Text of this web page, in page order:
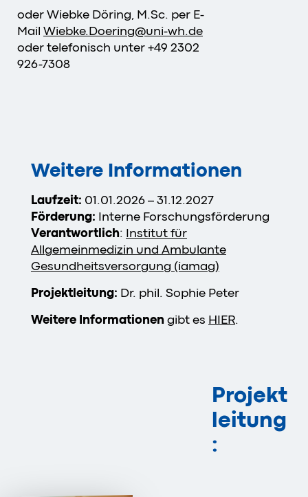
oder Wiebke Döring, M.Sc. per E-
Mail Wiebke.Doering@uni-wh.de
oder telefonisch unter +49 2302
926-7308
Weitere Informationen
Laufzeit: 01.01.2026 – 31.12.2027
Förderung: Interne Forschungsförderung
Verantwortlich: Institut für
Allgemeinmedizin und Ambulante
Gesundheitsversorgung (iamag)
Projektleitung: Dr. phil. Sophie Peter
Weitere Informationen gibt es HIER.
Projekt
leitung
: